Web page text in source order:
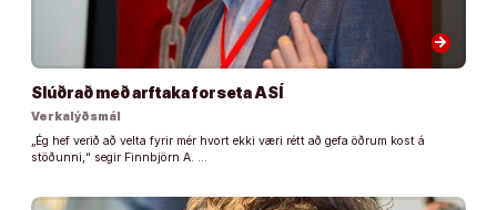
arrow_forward
Slúðrað með arftaka forseta ASÍ
Verkalýðsmál
„Ég hef verið að velta fyrir mér hvort ekki væri rétt að gefa öðrum kost á
stöðunni,“ segir Finnbjörn A. …